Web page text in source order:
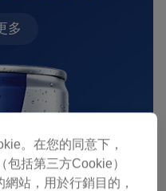
多
。在您的同意下，
括第三方Cookie）
站，用於行銷目的，